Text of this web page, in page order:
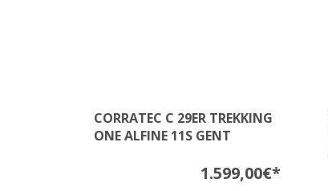
CORRATEC C 29ER TREKKING
ONE ALFINE 11S GENT
1.599,00€*